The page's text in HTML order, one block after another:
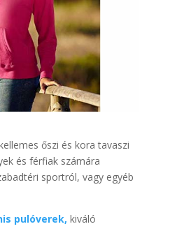
őszi és kora tavaszi
és férfiak számára
sportról, vagy egyéb
pulóverek, kiváló